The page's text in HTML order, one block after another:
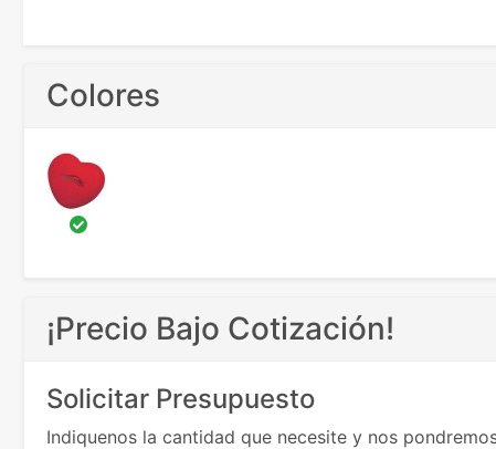
Colores
¡Precio Bajo Cotización!
Solicitar Presupuesto
Indiquenos la cantidad que necesite y nos